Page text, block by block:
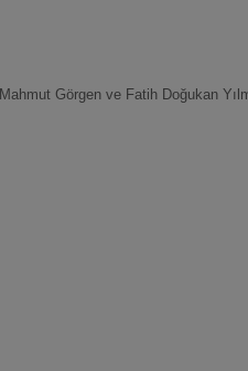
Mahmut Görgen ve Fatih Doğukan